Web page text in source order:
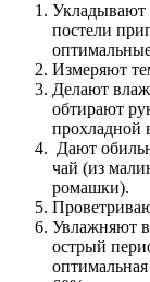
Укладывают
постели
Измеряют
Делают
обтирают
прохладной
Дают
чай (из
ромашки).
Увлажняют
острый